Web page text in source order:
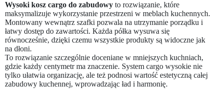
Wysoki kosz cargo do zabudowy to rozwiązanie, które
maksymalizuje wykorzystanie przestrzeni w meblach kuchennych.
Montowany wewnątrz szafki pozwala na utrzymanie porządku i
łatwy dostęp do zawartości. Każda półka wysuwa się
równocześnie, dzięki czemu wszystkie produkty są widoczne jak
na dłoni.
To rozwiązanie szczególnie doceniane w mniejszych kuchniach,
gdzie każdy centymetr ma znaczenie. System cargo wysokie nie
tylko ułatwia organizację, ale też podnosi wartość estetyczną całej
zabudowy kuchennej, wprowadzając ład i harmonię.